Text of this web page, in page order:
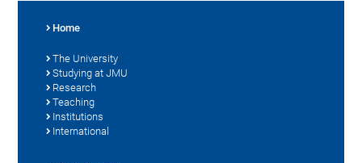
Home
The University
Studying at JMU
Research
Teaching
Institutions
International